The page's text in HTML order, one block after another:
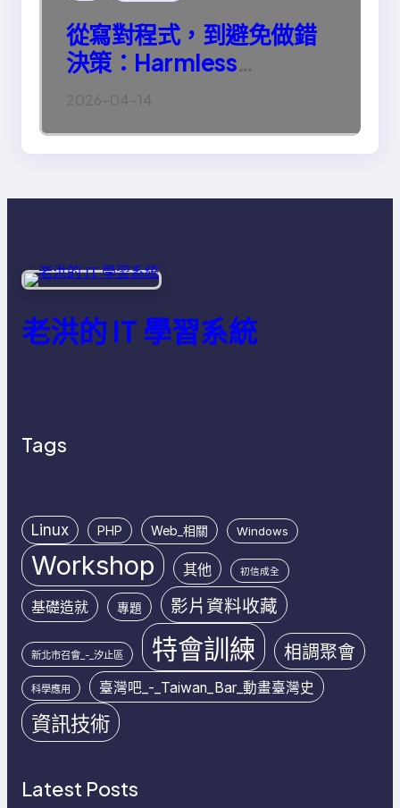
從寫對程式，到避免做錯
決策：Harmless
Engineering 的真正意義
2026-04-14
老洪的 IT 學習系統
Tags
Linux PHP Web_相關 Windows
Workshop 其他 初信成全
基礎造就 專題 影片資料收藏
新北市召會_-_汐止區 特會訓練 相調聚會
科學應用 臺灣吧_-_Taiwan_Bar_動畫臺灣史
資訊技術
Latest Posts